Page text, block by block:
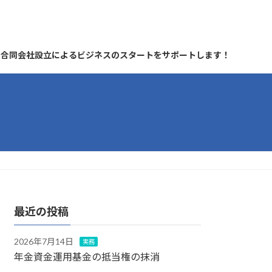
合同会社設立によるビジネスのスタートをサポートします！
最近の投稿
2026年7月14日 実務
年金資金運用基金の抵当権の抹消